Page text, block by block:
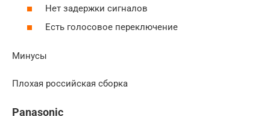
Нет задержки сигналов
Есть голосовое переключение
Минусы
Плохая российская сборка
Panasonic